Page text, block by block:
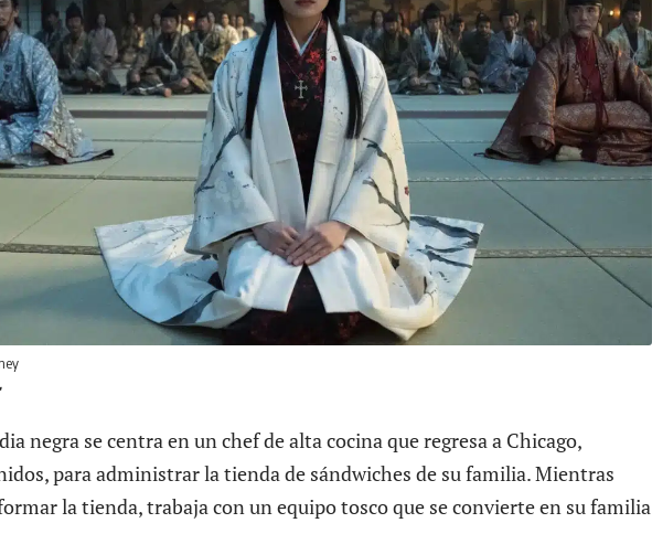
negra se centra en un chef de alta cocina que regresa a Chicago,
para administrar la tienda de sándwiches de su familia. Mientras
la tienda, trabaja con un equipo tosco que se convierte en su familia